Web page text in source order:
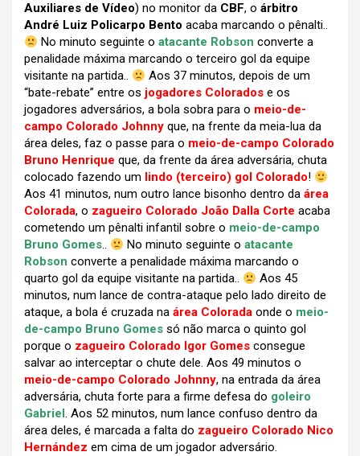
Auxiliares de Vídeo) no monitor da CBF, o árbitro
André Luiz Policarpo Bento acaba marcando o pênalti..
No minuto seguinte o atacante Robson converte a
penalidade máxima marcando o terceiro gol da equipe
visitante na partida..
Aos 37 minutos, depois de um
“bate-rebate” entre os jogadores Colorados e os
jogadores adversários, a bola sobra para o meio-de-
campo Colorado Johnny que, na frente da meia-lua da
área deles, faz o passe para o meio-de-campo Colorado
Bruno Henrique que, da frente da área adversária, chuta
colocado fazendo um lindo (terceiro) gol Colorado!
Aos 41 minutos, num outro lance bisonho dentro da área
Colorada, o zagueiro Colorado João Dalla Corte acaba
cometendo um pênalti infantil sobre o meio-de-campo
Bruno Gomes.. No minuto seguinte o atacante
Robson converte a penalidade máxima marcando o
quarto gol da equipe visitante na partida..
Aos 45
minutos, num lance de contra-ataque pelo lado direito de
ataque, a bola é cruzada na área Colorada onde o meio-
de-campo Bruno Gomes só não marca o quinto gol
porque o zagueiro Colorado Igor Gomes consegue
salvar ao interceptar o chute dele. Aos 49 minutos o
meio-de-campo Colorado Johnny, na entrada da área
adversária, chuta forte para a firme defesa do goleiro
Gabriel. Aos 52 minutos, num lance confuso dentro da
área deles, é marcada a falta do zagueiro Colorado Nico
Hernández em cima de um jogador adversário.